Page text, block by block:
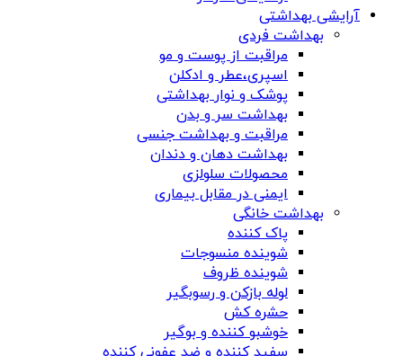
آرایشی بهداشتی
بهداشت فردی
مراقبت از پوست و مو
اسپری،عطر و ادکلن
پوشک و نوار بهداشتی
بهداشت سر و بدن
مراقبت و بهداشت جنسی
بهداشت دهان و دندان
محصولات سلولزی
ایمنی در مقابل بیماری
بهداشت خانگی
پاک کننده
شوینده منسوجات
شوینده ظروف
لوله بازکن و رسوبگیر
حشره کش
خوشبو کننده و بوگیر